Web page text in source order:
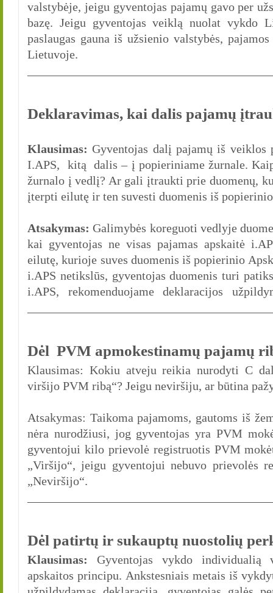
valstybėje, jeigu gyventojas pajamų gavo per
bazę. Jeigu gyventojas veiklą nuolat vykdo
paslaugas gauna iš užsienio valstybės,
Lietuvoje.
Deklaravimas, kai dalis pajamų
Klausimas: Gyventojas dalį pajamų iš
I.APS, kitą dalis – į popieriniame žurnale.
žurnalo į vedlį? Ar gali įtraukti prie duomenų,
įterpti eilutę ir ten suvesti duomenis iš
Atsakymas: Galimybės koreguoti vedlyje
kai gyventojas ne visas pajamas apskaitė
eilutę, kurioje suves duomenis iš popierinio
i.APS netikslūs, gyventojas duomenis turi
i.APS, rekomenduojame deklaracijos
Dėl PVM apmokestinamų pajamų
Klausimas: Kokiu atveju reikia nurodyti C
viršijo PVM ribą“? Jeigu neviršiju, ar būtina
Atsakymas: Taikoma pajamoms, gautoms iš
nėra nurodžiusi, jog gyventojas yra PVM
gyventojui kilo prievolė registruotis PVM
„Viršijo“, jeigu gyventojui nebuvo prievolės
„Neviršijo“.
Dėl patirtų ir sukauptų nuostolių
Klausimas: Gyventojas vykdo individualią
apskaitos principu. Ankstesniais metais iš